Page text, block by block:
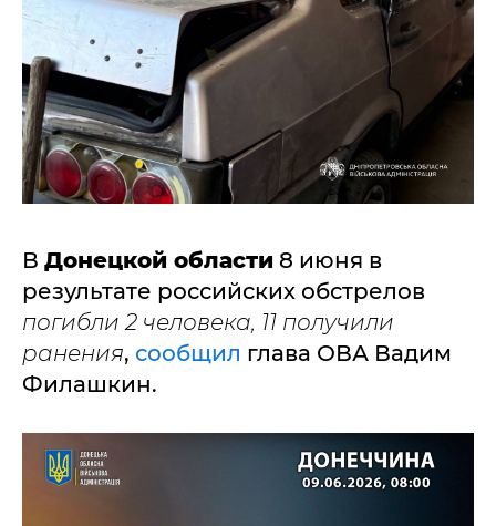
В Донецкой области 8 июня в
результате российских обстрелов
погибли 2 человека, 11 получили
ранения, сообщил глава ОВА Вадим
Филашкин.